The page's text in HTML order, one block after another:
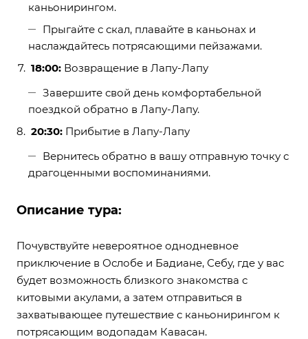
каньонирингом.
Прыгайте с скал, плавайте в каньонах и
наслаждайтесь потрясающими пейзажами.
18:00: Возвращение в Лапу-Лапу
Завершите свой день комфортабельной
поездкой обратно в Лапу-Лапу.
20:30: Прибытие в Лапу-Лапу
Вернитесь обратно в вашу отправную точку с
драгоценными воспоминаниями.
Описание тура:
Почувствуйте невероятное однодневное
приключение в Ослобе и Бадиане, Себу, где у вас
будет возможность близкого знакомства с
китовыми акулами, а затем отправиться в
захватывающее путешествие с каньонирингом к
потрясающим водопадам Кавасан.